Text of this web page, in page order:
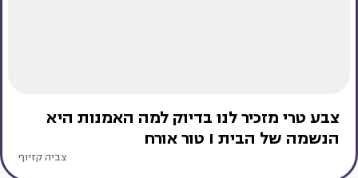
צבע טרי מזכיר לנו בדיוק למה האמנות היא
הנשמה של הבית I טור אורח
צביה קזיוף